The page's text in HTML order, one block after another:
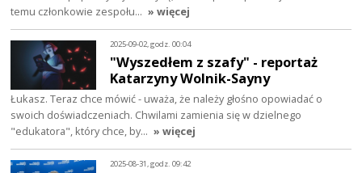
temu członkowie zespołu… » więcej
2025-09-02, godz. 00:04
"Wyszedłem z szafy" - reportaż
Katarzyny Wolnik-Sayny
Łukasz. Teraz chce mówić - uważa, że należy głośno opowiadać o
swoich doświadczeniach. Chwilami zamienia się w dzielnego
"edukatora", który chce, by… » więcej
2025-08-31, godz. 09:42